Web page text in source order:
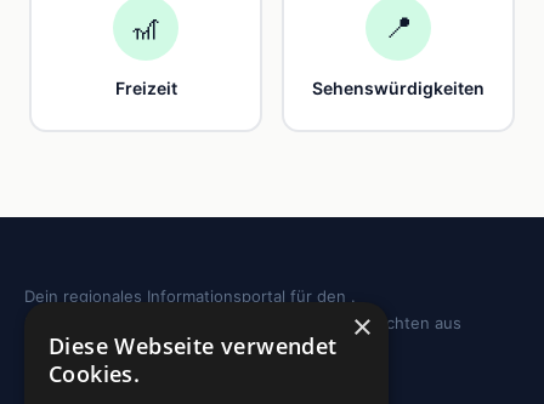
🎢
Freizeit
📍
Sehenswürdigkeiten
Dein regionales Informationsportal für den .
Sehenswürdigkeiten, Ausflugstipps und Geschichten aus
deiner Region.
×
Diese Webseite verwendet
Cookies.